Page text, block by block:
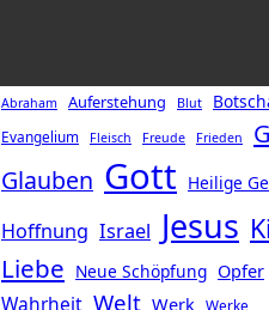
Abraham Auferstehung Blut
Evangelium Fleisch Freude Frieden
Glauben Gott Heilige
Hoffnung Israel Jesus
Liebe Neue Schöpfung Opfer
Wahrheit Welt Werk Werke